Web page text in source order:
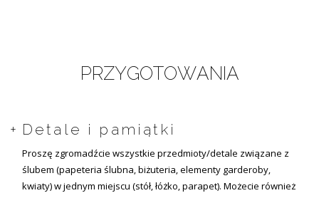
PRZYGOTOWANIA
Detale i pamiątki
Proszę zgromadźcie wszystkie przedmioty/detale związane z
ślubem (papeteria ślubna, biżuteria, elementy garderoby,
kwiaty) w jednym miejscu (stół, łóżko, parapet). Możecie również